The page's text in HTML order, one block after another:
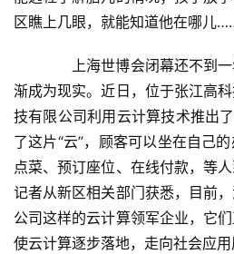
区瞧上几眼，就能知道他在哪儿
上海世博会闭幕还不到一
渐成为现实。近日，位于张江高
技有限公司利用云计算技术推出
了这片“云”，顾客可以坐在自己
点菜、预订座位、在线付款，等
记者从新区相关部门获悉，目前
公司这样的云计算领军企业，它
使云计算逐步落地，走向社会应用